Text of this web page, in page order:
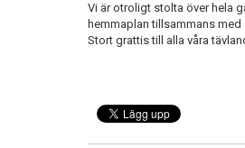
Vi är otroligt stolta över hela
hemmaplan tillsammans
Stort grattis till alla våra